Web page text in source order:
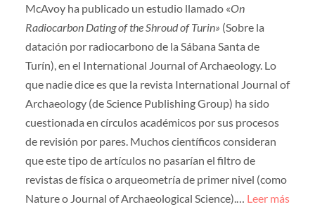
McAvoy ha publicado un estudio llamado «On
Radiocarbon Dating of the Shroud of Turin» (Sobre la
datación por radiocarbono de la Sábana Santa de
Turín), en el International Journal of Archaeology. Lo
que nadie dice es que la revista International Journal of
Archaeology (de Science Publishing Group) ha sido
cuestionada en círculos académicos por sus procesos
de revisión por pares. Muchos científicos consideran
que este tipo de artículos no pasarían el filtro de
revistas de física o arqueometría de primer nivel (como
Nature o Journal of Archaeological Science).… Leer más